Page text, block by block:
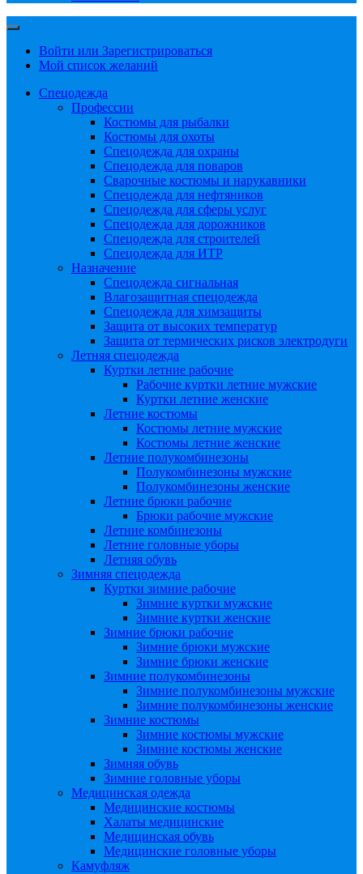
Войти или Зарегистрироваться
Мой список желаний
Спецодежда
Профессии
Костюмы для рыбалки
Костюмы для охоты
Спецодежда для охраны
Спецодежда для поваров
Сварочные костюмы и нарукавники
Спецодежда для нефтяников
Спецодежда для сферы услуг
Спецодежда для дорожников
Спецодежда для строителей
Спецодежда для ИТР
Назначение
Спецодежда сигнальная
Влагозащитная спецодежда
Спецодежда для химзащиты
Защита от высоких температур
Защита от термических рисков электродуги
Летняя спецодежда
Куртки летние рабочие
Рабочие куртки летние мужские
Куртки летние женские
Летние костюмы
Костюмы летние мужские
Костюмы летние женские
Летние полукомбинезоны
Полукомбинезоны мужские
Полукомбинезоны женские
Летние брюки рабочие
Брюки рабочие мужские
Летние комбинезоны
Летние головные уборы
Летняя обувь
Зимняя спецодежда
Куртки зимние рабочие
Зимние куртки мужские
Зимние куртки женские
Зимние брюки рабочие
Зимние брюки мужские
Зимние брюки женские
Зимние полукомбинезоны
Зимние полукомбинезоны мужские
Зимние полукомбинезоны женские
Зимние костюмы
Зимние костюмы мужские
Зимние костюмы женские
Зимняя обувь
Зимние головные уборы
Медицинская одежда
Медицинские костюмы
Халаты медицинские
Медицинская обувь
Медицинские головные уборы
Камуфляж